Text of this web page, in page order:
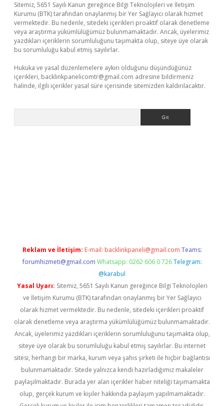
Sitemiz, 5651 Sayılı Kanun gereğince Bilgi Teknolojileri ve İletişim
Kurumu (BTK) tarafından onaylanmış bir Yer Sağlayıcı olarak hizmet
vermektedir. Bu nedenle, sitedeki içerikleri proaktif olarak denetleme
veya araştırma yükümlülüğümüz bulunmamaktadır. Ancak, üyelerimiz
yazdıkları içeriklerin sorumluluğunu taşımakta olup, siteye üye olarak
bu sorumluluğu kabul etmiş sayılırlar.
Hukuka ve yasal düzenlemelere aykırı olduğunu düşündüğünüz
içerikleri, backlinkpanelicomtr@gmail.com adresine bildirmeniz
halinde, ilgili içerikler yasal süre içerisinde sitemizden kaldırılacaktır.
Reklam ve İletişim: E-mail: backlinkpaneli@gmail.com Teams:
forumhizmeti@gmail.com Whatsapp: 0262 606 0 726 Telegram:
@karabul
Yasal Uyarı: Sitemiz, 5651 Sayılı Kanun gereğince Bilgi Teknolojileri
ve İletişim Kurumu (BTK) tarafından onaylanmış bir Yer Sağlayıcı
olarak hizmet vermektedir. Bu nedenle, sitedeki içerikleri proaktif
olarak denetleme veya araştırma yükümlülüğümüz bulunmamaktadır.
Ancak, üyelerimiz yazdıkları içeriklerin sorumluluğunu taşımakta olup,
siteye üye olarak bu sorumluluğu kabul etmiş sayılırlar. Bu internet
sitesi, herhangi bir marka, kurum veya şahıs şirketi ile hiçbir bağlantısı
bulunmamaktadır. Sitede yalnızca kendi hazırladığımız makaleler
paylaşılmaktadır. Burada yer alan içerikler haber niteliği taşımamakta
olup, gerçek kurum ve kişiler hakkında paylaşım yapılmamaktadır.